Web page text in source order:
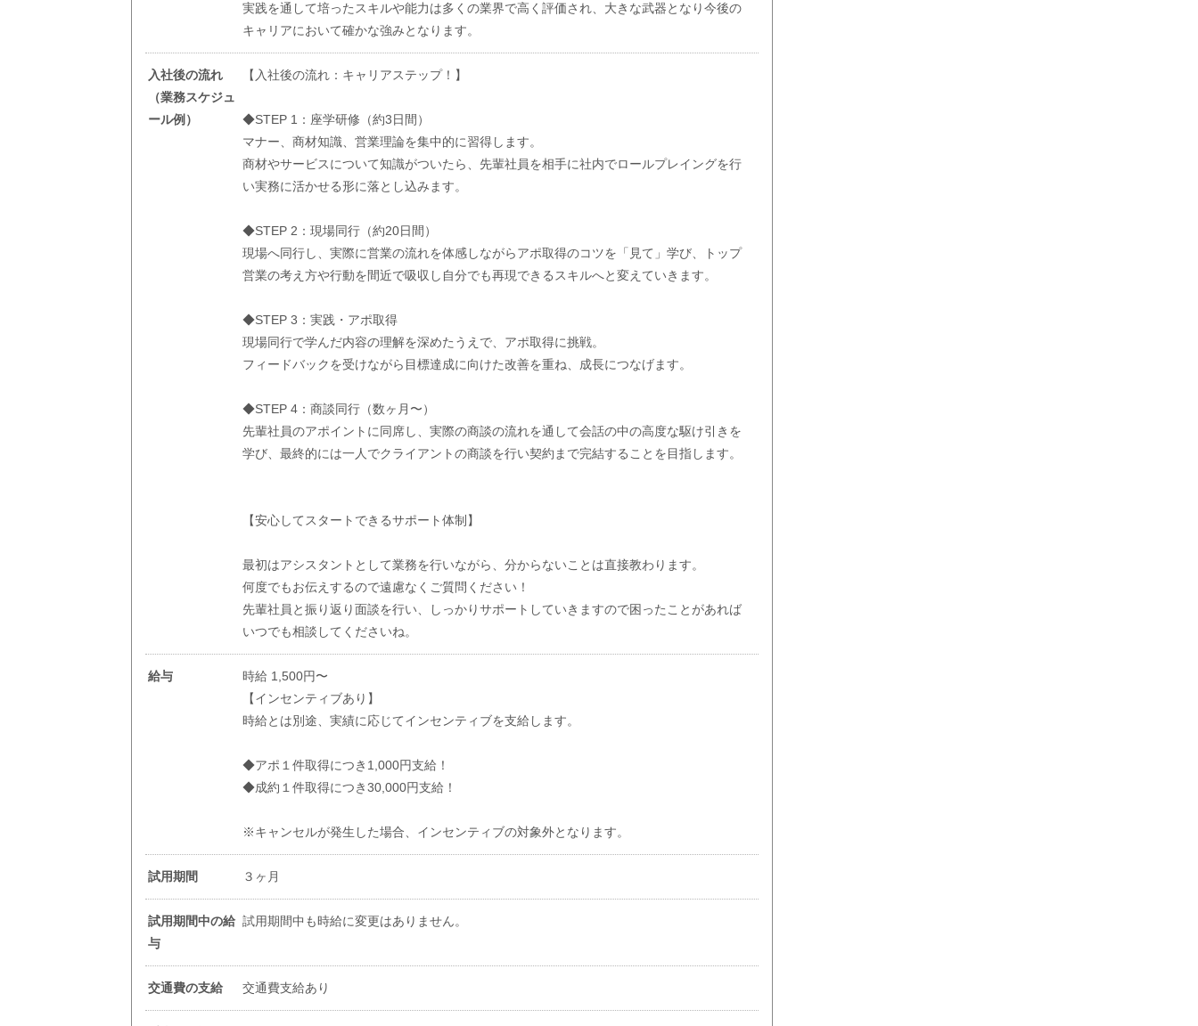
実践を通して培ったスキルや能力は多くの業界で高く評価され、大きな武器となり今後の
キャリアにおいて確かな強みとなります。
入社後の流れ
（業務スケジュ
ール例）
【入社後の流れ：キャリアステップ！】
◆STEP 1：座学研修（約3日間）
マナー、商材知識、営業理論を集中的に習得します。
商材やサービスについて知識がついたら、先輩社員を相手に社内でロールプレイングを行
い実務に活かせる形に落とし込みます。
◆STEP 2：現場同行（約20日間）
現場へ同行し、実際に営業の流れを体感しながらアポ取得のコツを「見て」学び、トップ
営業の考え方や行動を間近で吸収し自分でも再現できるスキルへと変えていきます。
◆STEP 3：実践・アポ取得
現場同行で学んだ内容の理解を深めたうえで、アポ取得に挑戦。
フィードバックを受けながら目標達成に向けた改善を重ね、成長につなげます。
◆STEP 4：商談同行（数ヶ月〜）
先輩社員のアポイントに同席し、実際の商談の流れを通して会話の中の高度な駆け引きを
学び、最終的には一人でクライアントの商談を行い契約まで完結することを目指します。
【安心してスタートできるサポート体制】
最初はアシスタントとして業務を行いながら、分からないことは直接教わります。
何度でもお伝えするので遠慮なくご質問ください！
先輩社員と振り返り面談を行い、しっかりサポートしていきますので困ったことがあれば
いつでも相談してくださいね。
給与
時給 1,500円〜
【インセンティブあり】
時給とは別途、実績に応じてインセンティブを支給します。
◆アポ１件取得につき1,000円支給！
◆成約１件取得につき30,000円支給！
※キャンセルが発生した場合、インセンティブの対象外となります。
試用期間 ３ヶ月
試用期間中の給
与
試用期間中も時給に変更はありません。
交通費の支給 交通費支給あり